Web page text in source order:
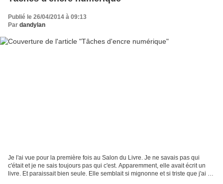
Publié le 26/04/2014 à 09:13
Par dandylan
Je l'ai vue pour la première fois au Salon du Livre. Je ne savais pas qui
c'était et je ne sais toujours pas qui c'est. Apparemment, elle avait écrit un
livre. Et paraissait bien seule. Elle semblait si mignonne et si triste que j'ai eu